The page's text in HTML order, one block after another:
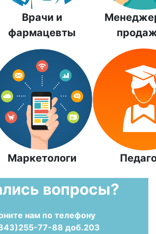
Врачи и
фармацевты
Маркетологи
вопросы?
нам по телефону
77-88 доб.203